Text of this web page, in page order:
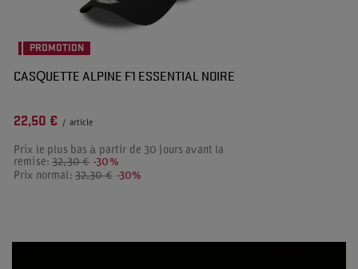
PROMOTION
CASQUETTE ALPINE F1 ESSENTIAL NOIRE
22,50 € / article
Prix le plus bas à partir de 30 jours avant la
remise:32,30 € -30%
Prix normal: 32,30 € -30%